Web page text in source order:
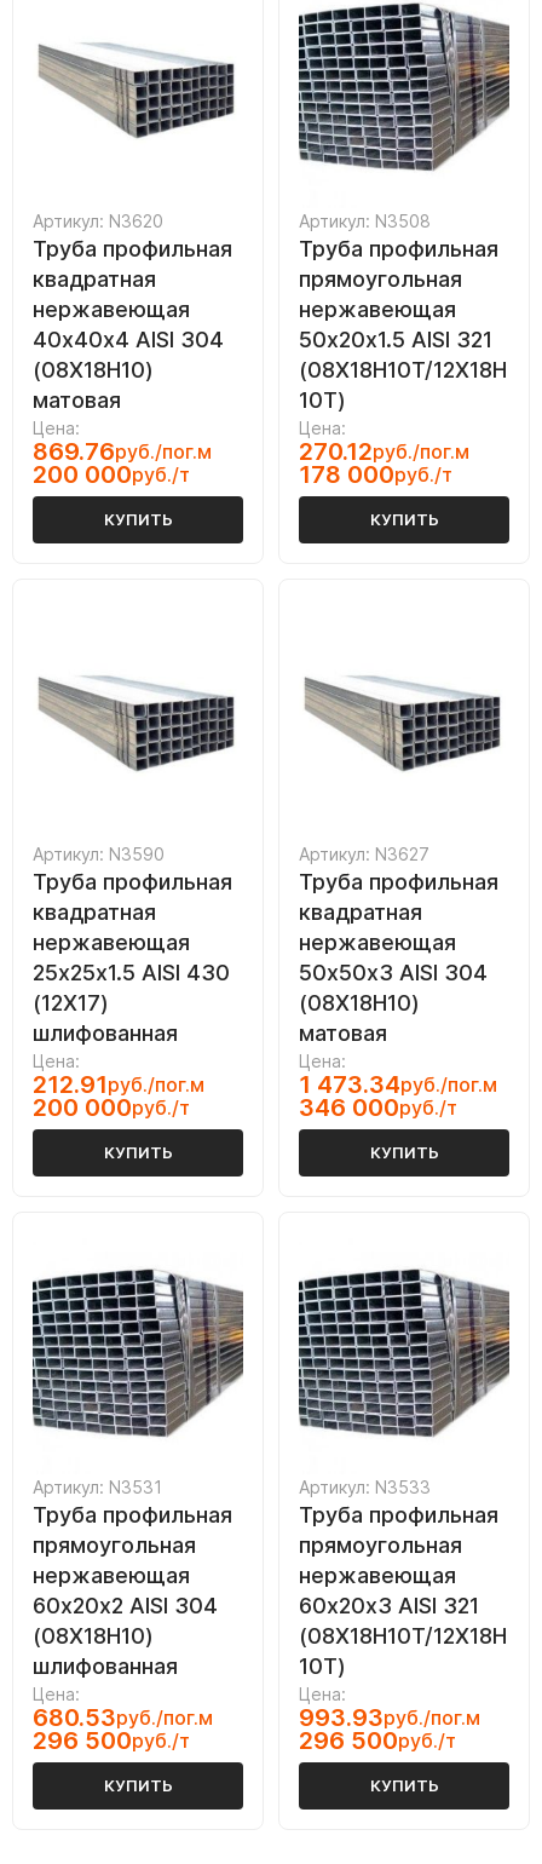
Артикул: N3620
Труба профильная
квадратная
нержавеющая
40х40х4 AISI 304
(08Х18Н10)
матовая
Цена:
869.76руб./пог.м
200 000руб./т
КУПИТЬ
Артикул: N3508
Труба профильная
прямоугольная
нержавеющая
50х20х1.5 AISI 321
(08Х18Н10Т/12Х18Н
10Т)
Цена:
270.12руб./пог.м
178 000руб./т
КУПИТЬ
Артикул: N3590
Труба профильная
квадратная
нержавеющая
25х25х1.5 AISI 430
(12Х17)
шлифованная
Цена:
212.91руб./пог.м
200 000руб./т
КУПИТЬ
Артикул: N3627
Труба профильная
квадратная
нержавеющая
50х50х3 AISI 304
(08Х18Н10)
матовая
Цена:
1 473.34руб./пог.м
346 000руб./т
КУПИТЬ
Артикул: N3531
Труба профильная
прямоугольная
нержавеющая
60х20х2 AISI 304
(08Х18Н10)
шлифованная
Цена:
680.53руб./пог.м
296 500руб./т
КУПИТЬ
Артикул: N3533
Труба профильная
прямоугольная
нержавеющая
60х20х3 AISI 321
(08Х18Н10Т/12Х18Н
10Т)
Цена:
993.93руб./пог.м
296 500руб./т
КУПИТЬ